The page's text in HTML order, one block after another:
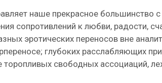
наше прекрасное большинство
сопротивлений к любви, радости,
эротических переносов вне
глубоких расслабляющих
торопливых свободных ассоциаций,